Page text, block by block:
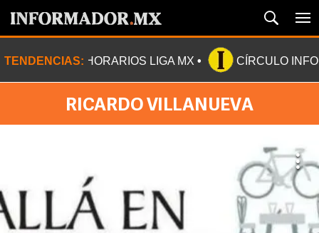
TENDENCIAS: HORARIOS LIGA MX CÍRCULO
RICARDO VILLANUEVA